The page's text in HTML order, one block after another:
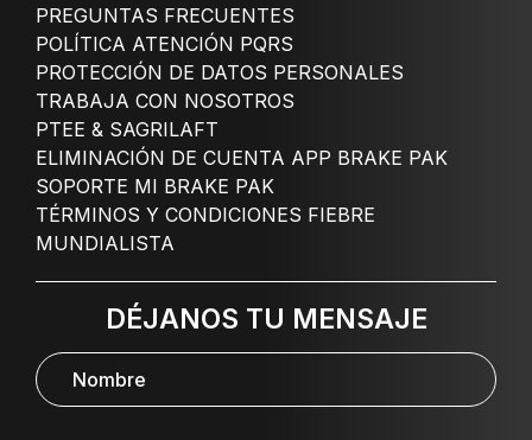
PREGUNTAS FRECUENTES
POLÍTICA ATENCIÓN PQRS
PROTECCIÓN DE DATOS PERSONALES
TRABAJA CON NOSOTROS
PTEE & SAGRILAFT
ELIMINACIÓN DE CUENTA APP BRAKE PAK
SOPORTE MI BRAKE PAK
TÉRMINOS Y CONDICIONES FIEBRE
MUNDIALISTA
DÉJANOS TU MENSAJE